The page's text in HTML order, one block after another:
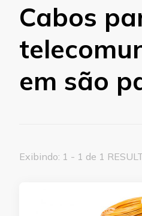
Cabos
em são
Exibindo: 1 - 1 de 1